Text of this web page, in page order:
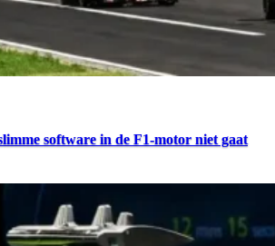
software in de F1-motor niet gaat